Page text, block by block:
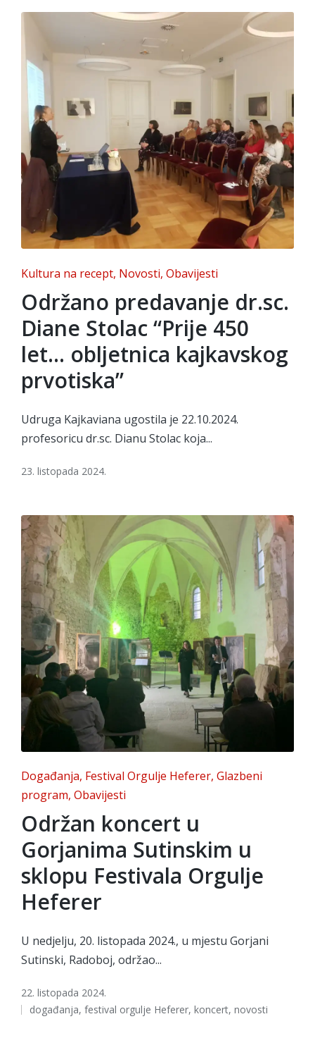
Posted
in
Kultura na recept Novosti Obavijesti
Održano predavanje dr.sc.
Diane Stolac “Prije 450
let… obljetnica kajkavskog
prvotiska”
Udruga Kajkaviana ugostila je 22.10.2024.
profesoricu dr.sc. Dianu Stolac koja...
23. listopada 2024.
Posted
in
Događanja Festival Orgulje Heferer Glazbeni
program Obavijesti
Održan koncert u
Gorjanima Sutinskim u
sklopu Festivala Orgulje
Heferer
U nedjelju, 20. listopada 2024., u mjestu Gorjani
Sutinski, Radoboj, održao...
22. listopada 2024.
Tags:
događanja, festival orgulje Heferer, koncert, novosti